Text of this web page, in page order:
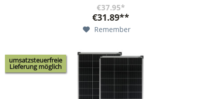
€37.95*
€31.89**
Remember
umsatzsteuerfreie
Lieferung möglich